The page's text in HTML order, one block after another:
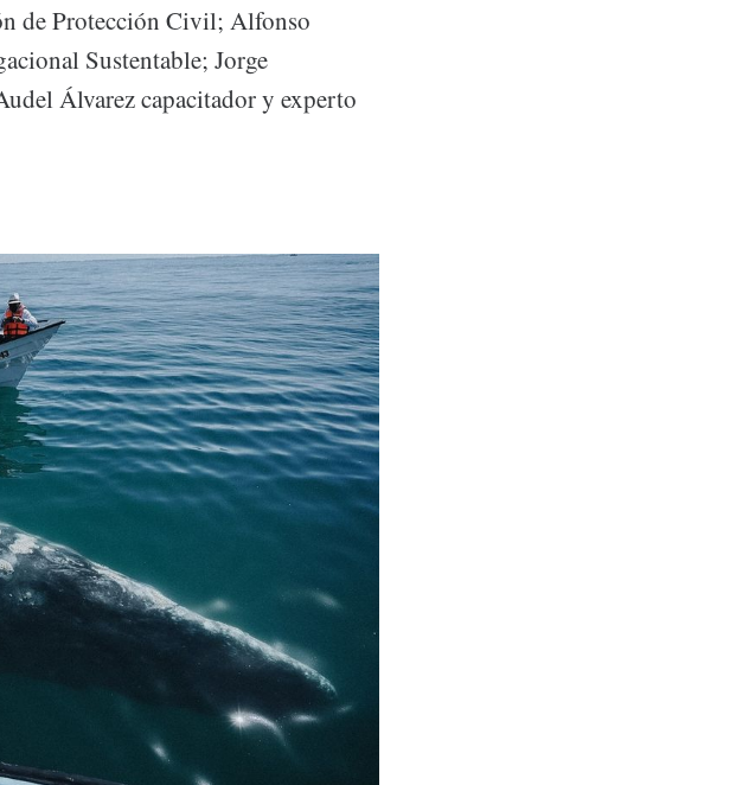
de Protección Civil; Alfonso
Sustentable; Jorge
Álvarez capacitador y experto